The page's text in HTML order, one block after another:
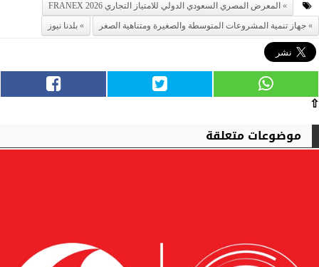
المعرض المصري السعودي الدولي للامتياز التجاري FRANEX 2026
جهاز تنمية المشروعات المتوسطة والصغيرة ومتناهية الصغر
بلدنا نيوز
⇧
موضوعات متعلقة